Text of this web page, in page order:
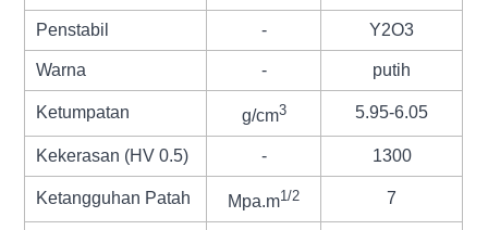
Penstabil - Y2O3
Warna - putih
Ketumpatan g/cm3 5.95-6.05
Kekerasan (HV 0.5) - 1300
Ketangguhan Patah Mpa.m1/2 7